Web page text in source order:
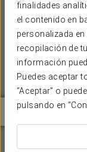
finalidades
el contenido en
personalizada
recopilación de
información
Puedes aceptar
“Aceptar” o
pulsando en